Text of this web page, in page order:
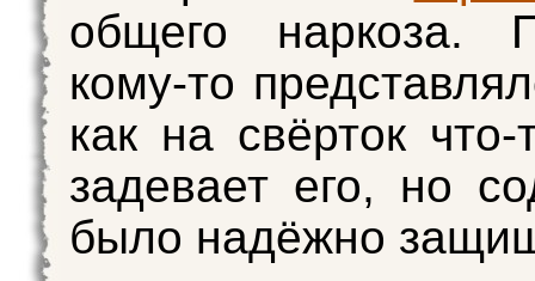
общего наркоза.
кому-то
как на свёрток что-
задевает его, но
было надёжно